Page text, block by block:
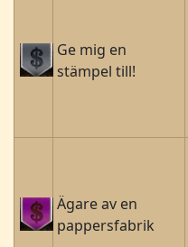
Ge mig en
stämpel till!
Ägare av en
pappersfabrik